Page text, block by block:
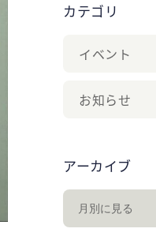
カテゴリ
イベント
お知らせ
アーカイブ